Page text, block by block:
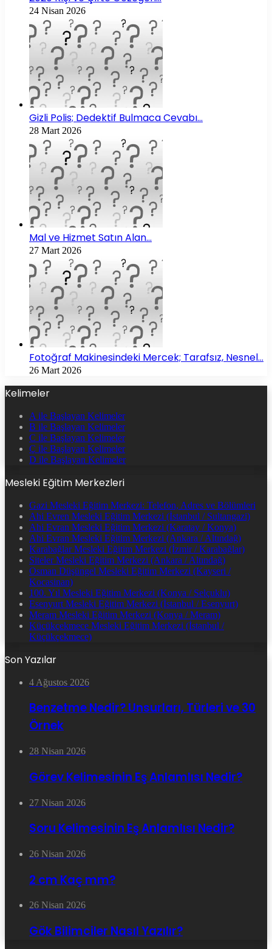
24 Nisan 2026
Gizli Polis; Dedektif Bulmaca Cevabı…
28 Mart 2026
Mal ve Hizmet Satın Alan…
27 Mart 2026
Fotoğraf Makinesindeki Mercek; Tarafsız, Nesnel…
26 Mart 2026
Kelimeler
A ile Başlayan Kelimeler
B ile Başlayan Kelimeler
C ile Başlayan Kelimeler
Ç ile Başlayan Kelimeler
D ile Başlayan Kelimeler
Mesleki Eğitim Merkezleri
Gazi Mesleki Eğitim Merkezi: Telefon, Adres ve Bölümleri
Ahi Evren Mesleki Eğitim Merkezi (İstanbul / Sultangazi)
Ahi Evran Mesleki Eğitim Merkezi (Karatay / Konya)
Ahi Evran Mesleki Eğitim Merkezi (Ankara / Altındağ)
Karabağlar Mesleki Eğitim Merkezi (İzmir / Karabağlar)
Siteler Mesleki Eğitim Merkezi (Ankara / Altındağ)
Osman Düşüngel Mesleki Eğitim Merkezi (Kayseri /
Kocasinan)
100. Yıl Mesleki Eğitim Merkezi (Konya / Selçuklu)
Esenyurt Mesleki Eğitim Merkezi (İstanbul / Esenyurt)
Meram Mesleki Eğitim Merkezi (Konya / Meram)
Küçükçekmece Mesleki Eğitim Merkezi (İstanbul /
Küçükçekmece)
Son Yazılar
4 Ağustos 2026
Benzetme Nedir? Unsurları, Türleri ve 30
Örnek
28 Nisan 2026
Görev Kelimesinin Eş Anlamlısı Nedir?
27 Nisan 2026
Soru Kelimesinin Eş Anlamlısı Nedir?
26 Nisan 2026
2 cm Kaç mm?
26 Nisan 2026
Gök Bilimciler Nasıl Yazılır?